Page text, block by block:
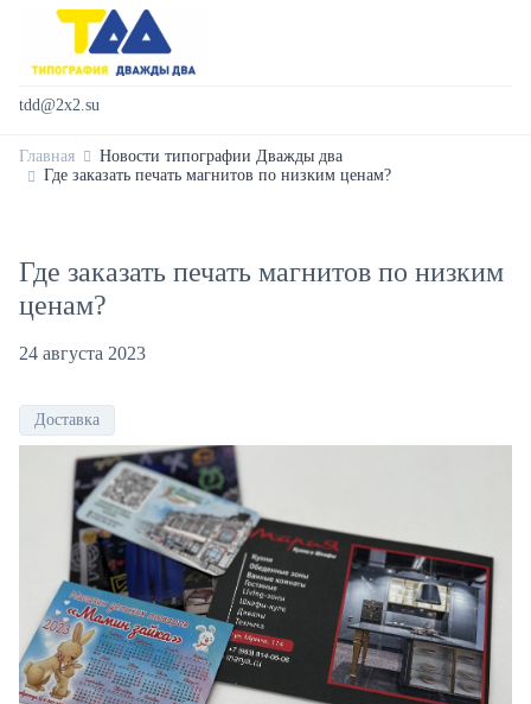
tdd@2x2.su
Главная
Новости типографии Дважды два
Где заказать печать магнитов по низким ценам?
Где заказать печать магнитов по низким
ценам?
24 августа 2023
Доставка